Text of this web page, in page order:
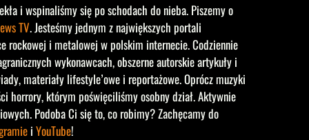
i wspinaliśmy się po schodach do nieba. Piszemy o
TV. Jesteśmy jednym z największych portali
rockowej i metalowej w polskim internecie. Codziennie
wykonawcach, obszerne autorskie artykuły i
materiały lifestyle’owe i reportażowe. Oprócz muzyki
horrory, którym poświęciliśmy osobny dział. Aktywnie
Podoba Ci się to, co robimy? Zachęcamy do
i YouTube!